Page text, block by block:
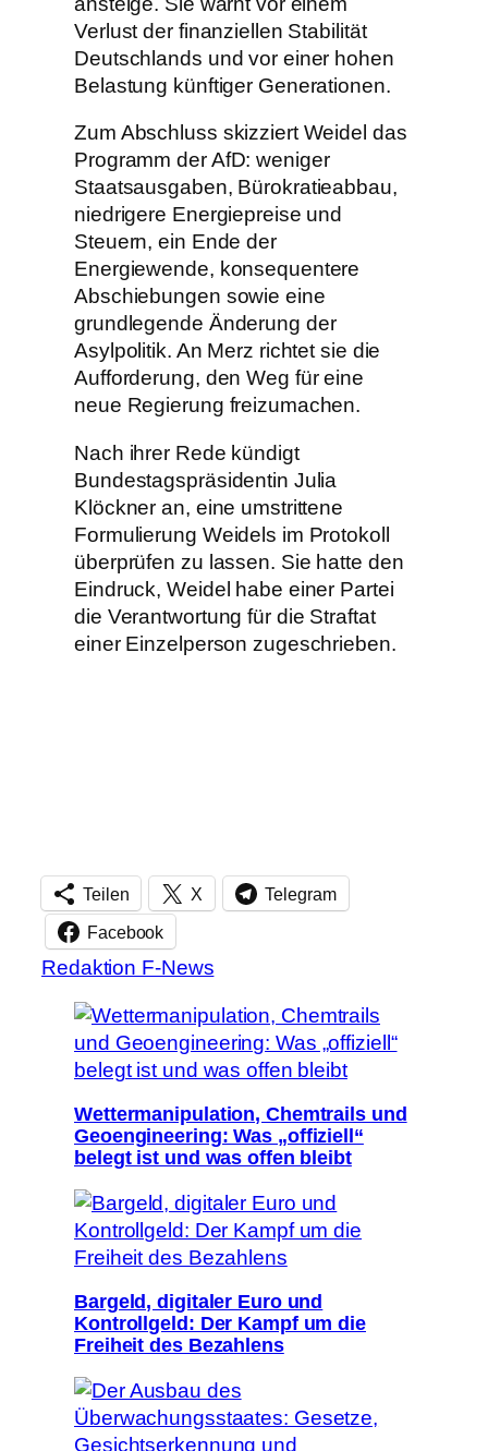
Verlust der finanziellen Stabilität
Deutschlands und vor einer hohen
Belastung künftiger Generationen.
Zum Abschluss skizziert Weidel das
Programm der AfD: weniger
Staatsausgaben, Bürokratieabbau,
niedrigere Energiepreise und
Steuern, ein Ende der
Energiewende, konsequentere
Abschiebungen sowie eine
grundlegende Änderung der
Asylpolitik. An Merz richtet sie die
Aufforderung, den Weg für eine
neue Regierung freizumachen.
Nach ihrer Rede kündigt
Bundestagspräsidentin Julia
Klöckner an, eine umstrittene
Formulierung Weidels im Protokoll
überprüfen zu lassen. Sie hatte den
Eindruck, Weidel habe einer Partei
die Verantwortung für die Straftat
einer Einzelperson zugeschrieben.
Teilen X Telegram
Facebook
Redaktion F-News
Wettermanipulation, Chemtrails und
Geoengineering: Was „offiziell“
belegt ist und was offen bleibt
Bargeld, digitaler Euro und
Kontrollgeld: Der Kampf um die
Freiheit des Bezahlens